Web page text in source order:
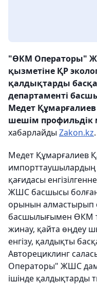
"ӨКМ Операторы"
қызметіне ҚР
қалдықтарды
департаменті
Медет
шешім профильдік
хабарлайды Zakon.kz.
Медет Құмарғалиев
импорттаушылардың
қағидасы
ЖШС басшысы
орынын алмастырып
басшылығымен ӨКМ
жинау, қайта өңдеу
енгізу, қалдықты
Авторециклинг
Операторы" ЖШС
ішінде қалдықтарды